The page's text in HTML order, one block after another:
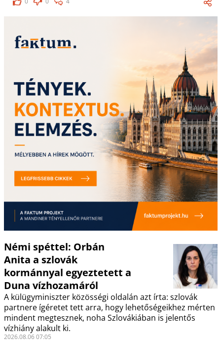
Némi spéttel: Orbán
Anita a szlovák
kormánnyal egyeztetett a
Duna vízhozamáról
A külügyminiszter közösségi oldalán azt írta: szlovák
partnere ígéretet tett arra, hogy lehetőségeikhez mérten
mindent megtesznek, noha Szlovákiában is jelentős
vízhiány alakult ki.
2026.08.06 07:05